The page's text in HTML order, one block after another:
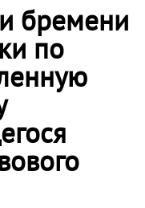
бремени
по